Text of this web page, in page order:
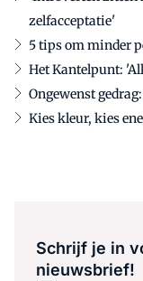
zelfacceptatie'
5 tips om minder
Het Kantelpunt:
Ongewenst
Kies kleur, kies
Schrijf je in
nieuwsbrief!